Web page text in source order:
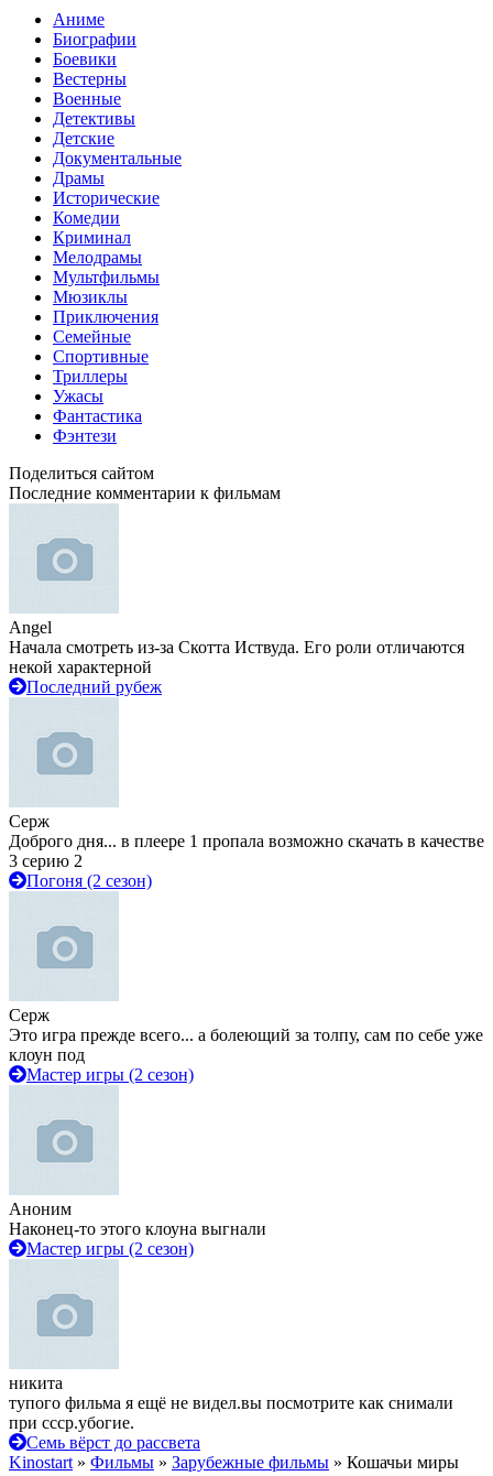
Аниме
Биографии
Боевики
Вестерны
Военные
Детективы
Детские
Документальные
Драмы
Исторические
Комедии
Криминал
Мелодрамы
Мультфильмы
Мюзиклы
Приключения
Семейные
Спортивные
Триллеры
Ужасы
Фантастика
Фэнтези
Поделиться сайтом
Последние комментарии к фильмам
Angel
Начала смотреть из-за Скотта Иствуда. Его роли отличаются
некой характерной
Последний рубеж
Серж
Доброго дня... в плеере 1 пропала возможно скачать в качестве
3 серию 2
Погоня (2 сезон)
Серж
Это игра прежде всего... а болеющий за толпу, сам по себе уже
клоун под
Мастер игры (2 сезон)
Аноним
Наконец-то этого клоуна выгнали
Мастер игры (2 сезон)
никита
тупого фильма я ещё не видел.вы посмотрите как снимали
при ссср.убогие.
Семь вёрст до рассвета
Kinostart » Фильмы » Зарубежные фильмы » Кошачьи миры